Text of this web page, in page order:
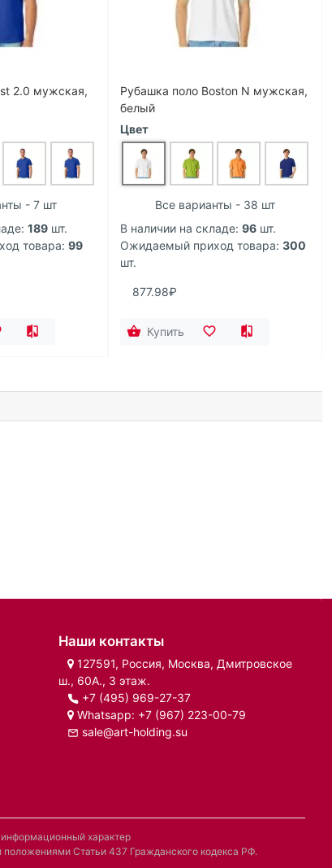
2.0 мужская,
- 7 шт
189 шт.
товара: 99
Рубашка поло Boston N мужская,
белый
Цвет
Все варианты - 38 шт
В наличии на складе: 96 шт.
Ожидаемый приход товара: 300
шт.
877.98₽
Купить
Наши контакты
127591, Россия, Москва, Дмитровское
ш., 60А., 3 этаж.
+7 (495) 969-27-37
Whatsapp: +7 (967) 223-00-79
sale@art-holding.su
характер
положениями Статьи 437 Гражданского кодекса РФ.